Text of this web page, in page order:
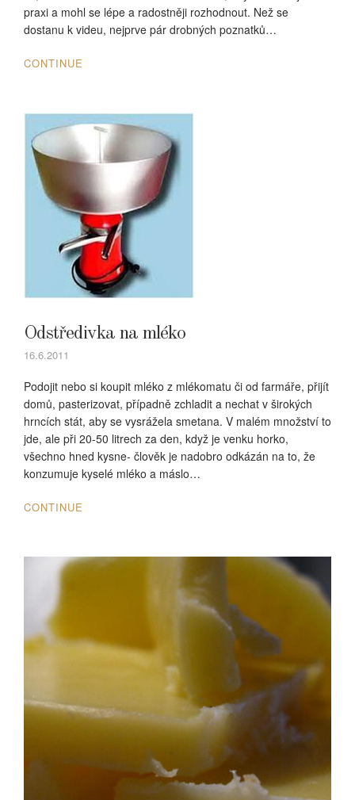
praxi a mohl se lépe a radostněji rozhodnout. Než se
dostanu k videu, nejprve pár drobných poznatků…
CONTINUE
Odstředivka na mléko
16.6.2011
Podojit nebo si koupit mléko z mlékomatu či od farmáře, přijít
domů, pasterizovat, případně zchladit a nechat v širokých
hrncích stát, aby se vysrážela smetana. V malém množství to
jde, ale při 20-50 litrech za den, když je venku horko,
všechno hned kysne- člověk je nadobro odkázán na to, že
konzumuje kyselé mléko a máslo…
CONTINUE